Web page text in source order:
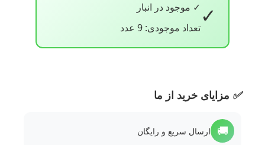
✓ ✓ موجود در انبار
تعداد موجودی: 9 عدد
✅ مزایای خرید از ما
🚚 ارسال سریع و رایگان